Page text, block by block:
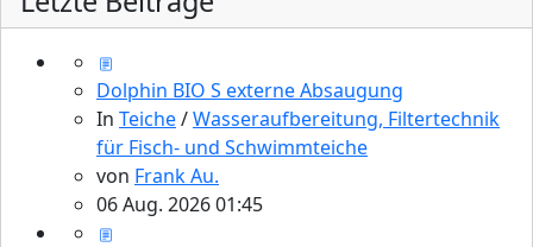
Dolphin BIO S externe Absaugung
In Teiche/Wasseraufbereitung, Filtertechnik
für Fisch- und Schwimmteiche
von Frank Au.
06 Aug. 2026 01:45